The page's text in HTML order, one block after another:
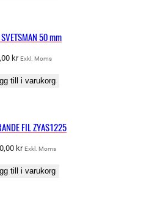
SVETSMAN 50 mm
kr Exkl. Moms
till i varukorg
FIL ZYAS1225
kr Exkl. Moms
till i varukorg